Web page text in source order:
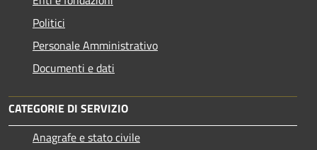
Politici
Personale Amministrativo
Documenti e dati
CATEGORIE DI SERVIZIO
Anagrafe e stato civile